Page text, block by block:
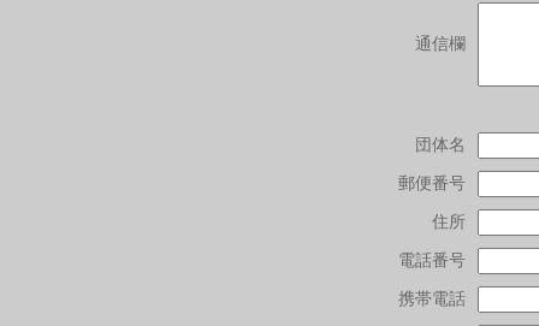
通信欄
団体名
郵便番号
住所
電話番号
携帯電話